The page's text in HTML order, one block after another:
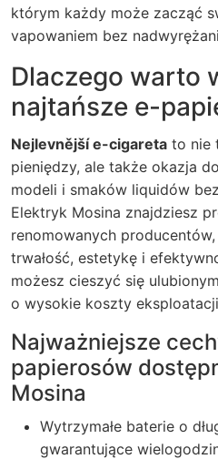
którym każdy może zacząć
vapowaniem bez
Dlaczego warto
najtańsze e-
Nejlevnější e-cigareta to nie
pieniędzy, ale także okazja
modeli i smaków liquidów
Elektryk Mosina znajdziesz
renomowanych
trwałość, estetykę i
możesz cieszyć się
o wysokie koszty
Najważniejsze
papierosów
Mosina
Wytrzymałe baterie o
gwarantujące